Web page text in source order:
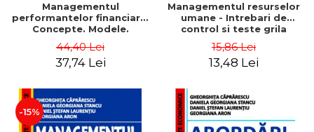
Managementul
performantelor financiare.
Concepte. Modele.
44,40 Lei
37,74 Lei
Managementul resurselor
umane - Intrebari de
control si teste grila
15,86 Lei
13,48 Lei
-15%